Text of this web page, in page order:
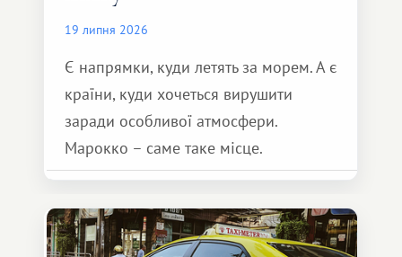
19 липня 2026
Є напрямки, куди летять за морем. А є
країни, куди хочеться вирушити
заради особливої ​​атмосфери.
Марокко – саме таке місце.